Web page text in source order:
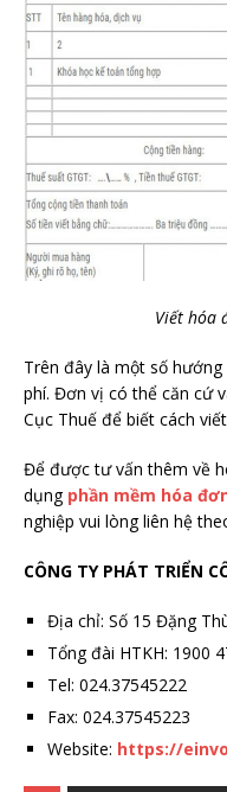
Viết hóa
Trên đây là một số
phí. Đơn vị có thể căn cứ
Cục Thuế để biết cách
Để được tư vấn thêm về
dụng phần mềm hóa
nghiệp vui lòng liên hệ
CÔNG TY PHÁT TRIỂN
Địa chỉ: Số 15 Đặng
Tổng đài HTKH: 1900
Tel: 024.37545222
Fax: 024.37545223
Website: https://